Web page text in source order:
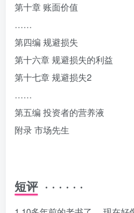
第十章 账面价值
……
第四编 规避损失
第十六章 规避损失的利益
第十七章 规避损失2
……
第五编 投资者的营养液
附录 市场先生
短评 · · · · · ·